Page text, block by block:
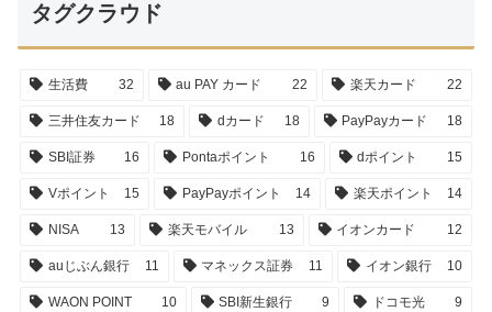
タグクラウド
生活費 32 au PAY カード 22 楽天カード 22
三井住友カード 18 dカード 18 PayPayカード 18
SBI証券 16 Pontaポイント 16 dポイント 15
Vポイント 15 PayPayポイント 14 楽天ポイント 14
NISA 13 楽天モバイル 13 イオンカード 12
auじぶん銀行 11 マネックス証券 11 イオン銀行 10
WAON POINT 10 SBI新生銀行 9 ドコモ光 9